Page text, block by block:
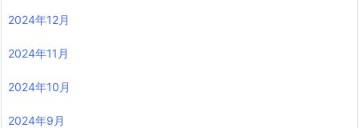
2024年12月
2024年11月
2024年10月
2024年9月